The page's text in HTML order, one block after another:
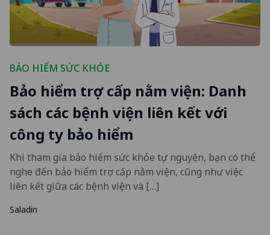
BẢO HIỂM SỨC KHỎE
Bảo hiểm trợ cấp nằm viện: Danh
sách các bệnh viện liên kết với
công ty bảo hiểm
Khi tham gia bảo hiểm sức khỏe tự nguyện, bạn có thể
nghe đến bảo hiểm trợ cấp nằm viện, cũng như việc
liên kết giữa các bệnh viện và […]
Saladin